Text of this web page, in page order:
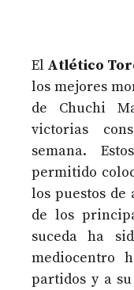
El Atlético
los mejores
de Chuchi
victorias
semana.
permitido
los puestos de
de los
suceda ha
mediocentro
partidos y a